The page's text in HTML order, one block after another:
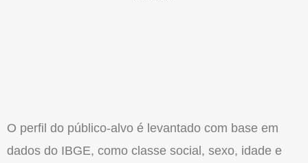
O perfil do público-alvo é levantado com base em
dados do IBGE, como classe social, sexo, idade e